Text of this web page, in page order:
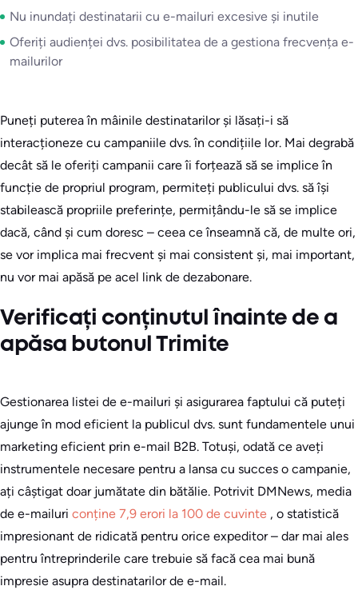
Nu inundați destinatarii cu e-mailuri excesive și inutile
Oferiți audienței dvs. posibilitatea de a gestiona frecvența e-
mailurilor
Puneți puterea în mâinile destinatarilor și lăsați-i să
interacționeze cu campaniile dvs. în condițiile lor. Mai degrabă
decât să le oferiți campanii care îi forțează să se implice în
funcție de propriul program, permiteți publicului dvs. să își
stabilească propriile preferințe, permițându-le să se implice
dacă, când și cum doresc – ceea ce înseamnă că, de multe ori,
se vor implica mai frecvent și mai consistent și, mai important,
nu vor mai apăsă pe acel link de dezabonare.
Verificați conținutul înainte de a
apăsa butonul Trimite
Gestionarea listei de e-mailuri și asigurarea faptului că puteți
ajunge în mod eficient la publicul dvs. sunt fundamentele unui
marketing eficient prin e-mail B2B. Totuși, odată ce aveți
instrumentele necesare pentru a lansa cu succes o campanie,
ați câștigat doar jumătate din bătălie. Potrivit DMNews, media
de e-mailuri conține 7,9 erori la 100 de cuvinte , o statistică
impresionant de ridicată pentru orice expeditor – dar mai ales
pentru întreprinderile care trebuie să facă cea mai bună
impresie asupra destinatarilor de e-mail.